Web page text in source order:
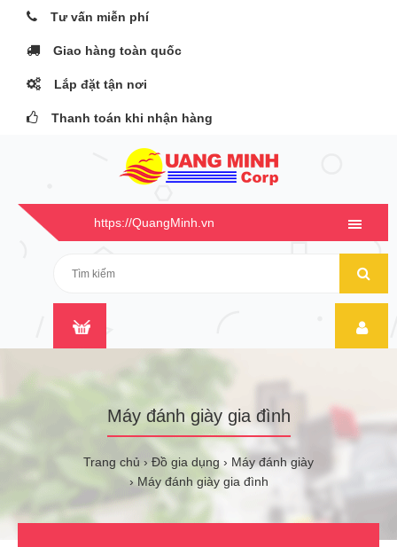
Tư vấn miễn phí
Giao hàng toàn quốc
Lắp đặt tận nơi
Thanh toán khi nhận hàng
https://QuangMinh.vn
Máy đánh giày gia đình
Trang chủ Đồ gia dụng
Máy đánh giày
Máy đánh giày gia đình